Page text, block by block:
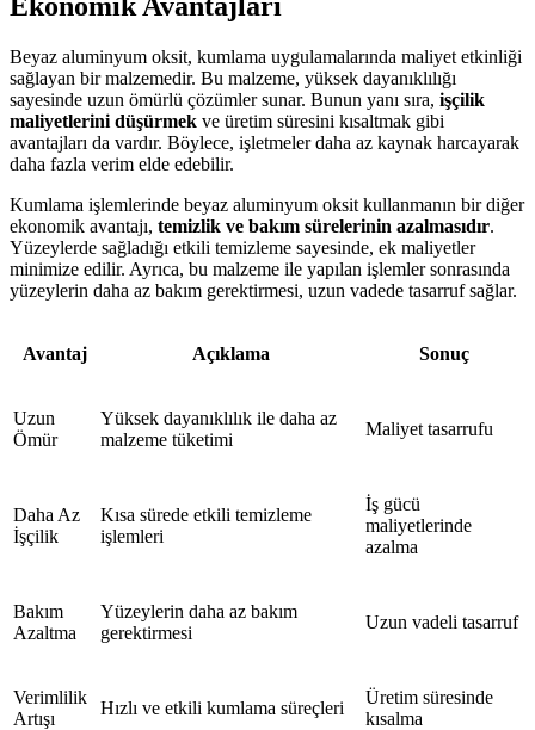
Beyaz aluminyum oksit, kumlama uygulamalarında maliyet etkinliği
sağlayan bir malzemedir. Bu malzeme, yüksek dayanıklılığı
sayesinde uzun ömürlü çözümler sunar. Bunun yanı sıra, işçilik
maliyetlerini düşürmek ve üretim süresini kısaltmak gibi
avantajları da vardır. Böylece, işletmeler daha az kaynak harcayarak
daha fazla verim elde edebilir.
Kumlama işlemlerinde beyaz aluminyum oksit kullanmanın bir diğer
ekonomik avantajı, temizlik ve bakım sürelerinin azalmasıdır.
Yüzeylerde sağladığı etkili temizleme sayesinde, ek maliyetler
minimize edilir. Ayrıca, bu malzeme ile yapılan işlemler sonrasında
yüzeylerin daha az bakım gerektirmesi, uzun vadede tasarruf sağlar.
Avantaj Açıklama Sonuç
Uzun
Ömür
Yüksek dayanıklılık ile daha az
malzeme tüketimi
Maliyet tasarrufu
Daha Az
İşçilik
Kısa sürede etkili temizleme
işlemleri
İş gücü
maliyetlerinde
azalma
Bakım
Azaltma
Yüzeylerin daha az bakım
gerektirmesi
Uzun vadeli tasarruf
Verimlilik
Artışı
Hızlı ve etkili kumlama süreçleri
Üretim süresinde
kısalma